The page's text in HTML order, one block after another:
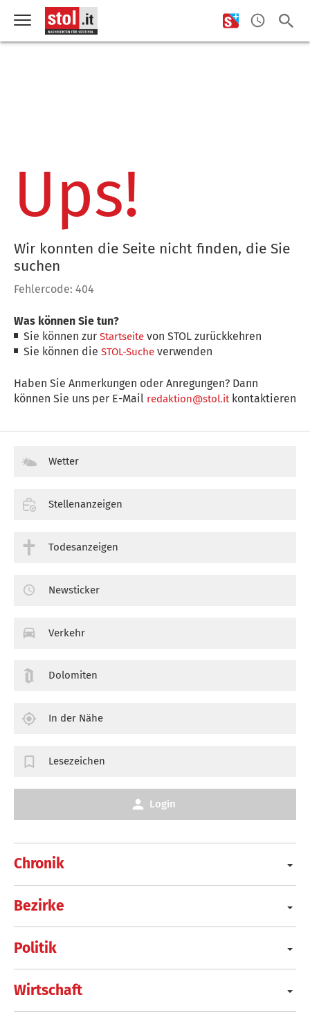
Ups!
Wir konnten die Seite nicht finden, die Sie
suchen
Fehlercode: 404
Was können Sie tun?
Sie können zurStartseite von STOL zurückkehren
Sie können dieSTOL-Suche verwenden
Haben Sie Anmerkungen oder Anregungen? Dann
können Sie uns per E-Mail redaktion@stol.itkontaktieren
Chronik
Bezirke
Politik
Wirtschaft
Wetter
Stellenanzeigen
Todesanzeigen
Newsticker
Verkehr
Dolomiten
In der Nähe
Lesezeichen
Login